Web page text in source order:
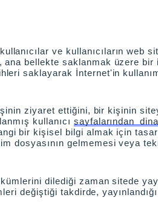
ve kullanıcıların
bellekte saklanmak üzere bir
saklayarak İnternet'in
ziyaret ettiğini, bir kişinin
kullanıcı sayfalarından
bir kişisel bilgi almak için
dosyasının gelmemesi veya
dilediği zaman sitede
değiştiği takdirde,